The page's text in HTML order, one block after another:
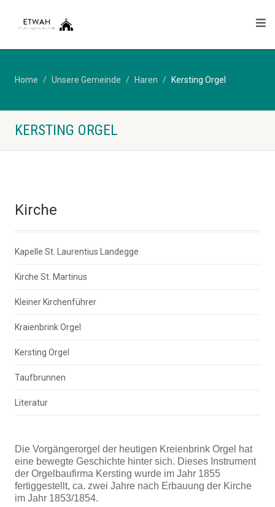
Home Unsere Gemeinde Haren Kersting Orgel
KERSTING ORGEL
Kirche
Kapelle St. Laurentius Landegge
Kirche St. Martinus
Kleiner Kirchenführer
Kraienbrink Orgel
Kersting Orgel
Taufbrunnen
Literatur
Die Vorgängerorgel der heutigen Kreienbrink Orgel hat
eine bewegte Geschichte hinter sich. Dieses Instrument
der Orgelbaufirma Kersting wurde im Jahr 1855
fertiggestellt, ca. zwei Jahre nach Erbauung der Kirche
im Jahr 1853/1854.